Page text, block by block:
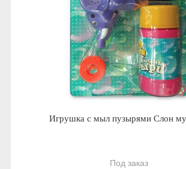
Игрушка с мыл пузырями Слон
Под заказ